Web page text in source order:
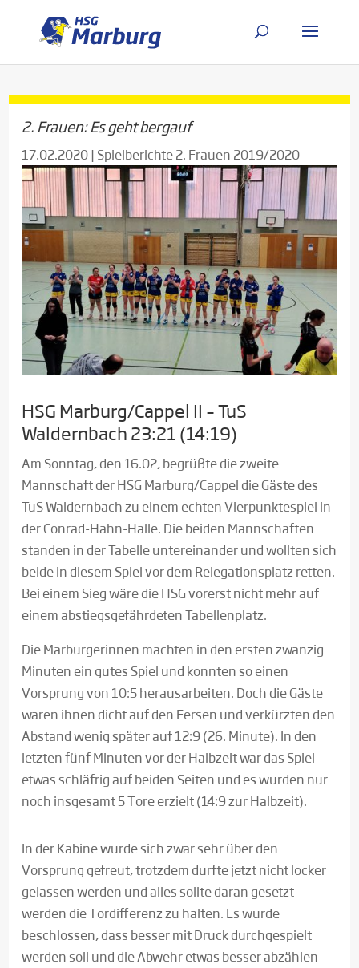
2. Frauen: Es geht bergauf
17.02.2020| Spielberichte 2. Frauen 2019/2020
HSG Marburg/Cappel II – TuS
Waldernbach 23:21 (14:19)
Am Sonntag, den 16.02, begrüßte die zweite
Mannschaft der HSG Marburg/Cappel die Gäste des
TuS Waldernbach zu einem echten Vierpunktespiel in
der Conrad-Hahn-Halle. Die beiden Mannschaften
standen in der Tabelle untereinander und wollten sich
beide in diesem Spiel vor dem Relegationsplatz retten.
Bei einem Sieg wäre die HSG vorerst nicht mehr auf
einem abstiegsgefährdeten Tabellenplatz.
Die Marburgerinnen machten in den ersten zwanzig
Minuten ein gutes Spiel und konnten so einen
Vorsprung von 10:5 herausarbeiten. Doch die Gäste
waren ihnen dicht auf den Fersen und verkürzten den
Abstand wenig später auf 12:9 (26. Minute). In den
letzten fünf Minuten vor der Halbzeit war das Spiel
etwas schläfrig auf beiden Seiten und es wurden nur
noch insgesamt 5 Tore erzielt (14:9 zur Halbzeit).
In der Kabine wurde sich zwar sehr über den
Vorsprung gefreut, trotzdem durfte jetzt nicht locker
gelassen werden und alles sollte daran gesetzt
werden die Tordifferenz zu halten. Es wurde
beschlossen, dass besser mit Druck durchgespielt
werden soll und die Abwehr etwas besser abzählen